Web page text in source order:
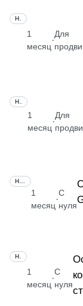
1
месяц
·
Для
1
месяц
·
Для
1
месяц
·
С
нуля
1
месяц
·
С
нуля